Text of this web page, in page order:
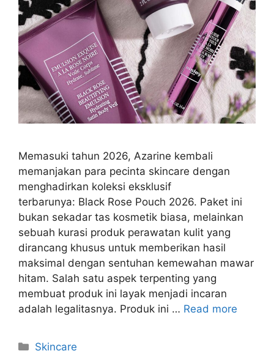
Memasuki tahun 2026, Azarine kembali
memanjakan para pecinta skincare dengan
menghadirkan koleksi eksklusif
terbarunya: Black Rose Pouch 2026. Paket ini
bukan sekadar tas kosmetik biasa, melainkan
sebuah kurasi produk perawatan kulit yang
dirancang khusus untuk memberikan hasil
maksimal dengan sentuhan kemewahan mawar
hitam. Salah satu aspek terpenting yang
membuat produk ini layak menjadi incaran
adalah legalitasnya. Produk ini … Read more
Kategori
Skincare